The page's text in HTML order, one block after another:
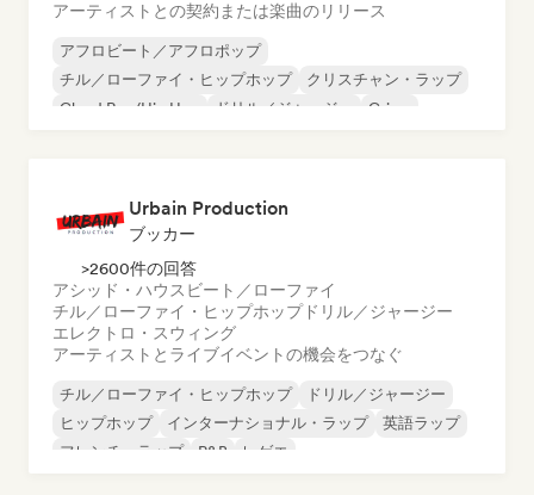
アーティストとの契約または楽曲のリリース
アフロビート／アフロポップ
チル／ローファイ・ヒップホップ
クリスチャン・ラップ
Cloud Rap/Hip Hop
ドリル／ジャージー
Grime
Urbain Production
ブッカー
>2600件の回答
アシッド・ハウス ビート／ローファイ
チル／ローファイ・ヒップホップドリル／ジャージー
エレクトロ・スウィング
アーティストとライブイベントの機会をつなぐ
チル／ローファイ・ヒップホップ
ドリル／ジャージー
ヒップホップ
インターナショナル・ラップ
英語ラップ
フレンチ・ラップ
R&B レゲエ